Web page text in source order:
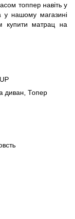
топпер навіть у
у нашому магазині
купити матрац на
диван, Топер